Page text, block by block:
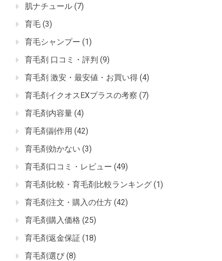
肌ナチュール (7)
育毛 (3)
育毛シャンプー (1)
育毛剤 口コミ・評判 (9)
育毛剤 激安・最安値・お買い得 (4)
育毛剤イクオスEXプラスの考察 (7)
育毛剤内容量 (4)
育毛剤副作用 (42)
育毛剤効かない (3)
育毛剤口コミ・レビュー (49)
育毛剤比較・育毛剤比較ランキング (1)
育毛剤注文・購入の仕方 (42)
育毛剤購入価格 (25)
育毛剤返金保証 (18)
育毛剤選び (8)